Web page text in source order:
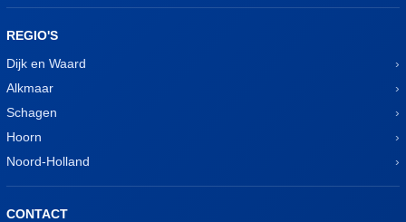
REGIO'S
Dijk en Waard
Alkmaar
Schagen
Hoorn
Noord-Holland
CONTACT